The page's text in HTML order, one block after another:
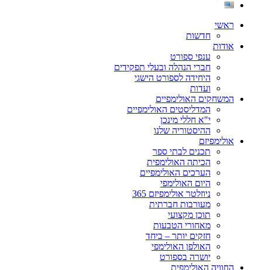
ראשי
חדשות
אודות
ענפי ספורט
חברי הנהלה ובעלי תפקידים
היחידה לספורט הישגי
ועדות
המשחקים האולימפיים
המדליסטים האולימפיים
י"א חללי מינכן
ההיסטוריה שלנו
אולימפיזם
תכנים לבתי ספר
הכיתה האולימפית
הערכים האולימפיים
היום האולימפי
ניוזלטר אולימפיזם 365
מעורבות חברתית
תוכן מקצועי
מאחורי הטבעות
חזקים יותר – ביחד
האולפן האולימפי
יושרה בספורט
החוויה האולימפית